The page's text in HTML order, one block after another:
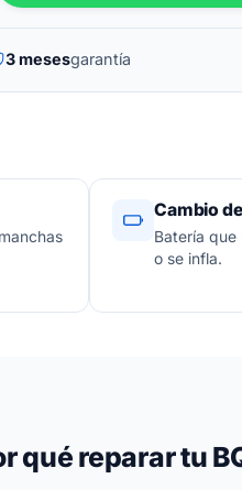
3 mesesgarantía
Cambio
Batería que
o se infla.
qué reparar tu